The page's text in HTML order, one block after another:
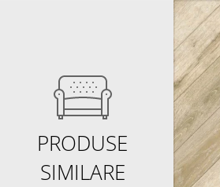
PRODUSE
SIMILARE